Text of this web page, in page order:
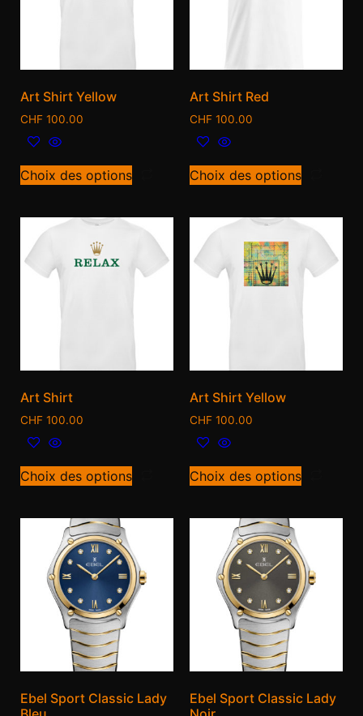
Art Shirt Yellow
CHF 100.00
Choix des options
Art Shirt Red
CHF 100.00
Choix des options
Art Shirt
CHF 100.00
Choix des options
Art Shirt Yellow
CHF 100.00
Choix des options
Ebel Sport Classic Lady
Ebel Sport Classic Lady